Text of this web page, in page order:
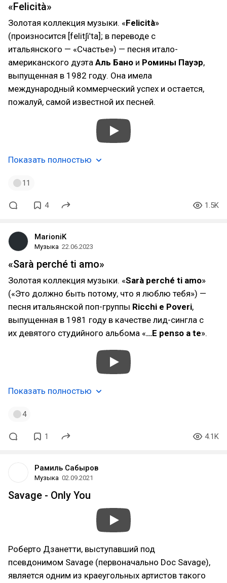
«Felicità»
Золотая коллекция музыки. «Felicità»
(произносится [felitʃiˈta]; в переводе с
итальянского — «Счастье») — песня итало-
американского дуэта Аль Бано и Ромины Пауэр,
выпущенная в 1982 году. Она имела
международный коммерческий успех и остается,
пожалуй, самой известной их песней.
Показать полностью
11
4 1.5K
MarioniK
Музыка 22.06.2023
«Sarà perché ti amo»
Золотая коллекция музыки. «Sarà perché ti amo»
(«Это должно быть потому, что я люблю тебя») —
песня итальянской поп-группы Ricchi e Poveri,
выпущенная в 1981 году в качестве лид-сингла с
их девятого студийного альбома «…E penso a te».
Показать полностью
4
1 4.1K
Рамиль Сабыров
Музыка 02.09.2021
Savage - Only You
Роберто Дзанетти, выступавший под
псевдонимом Savage (первоначально Doc Savage),
является одним из краеугольных артистов такого